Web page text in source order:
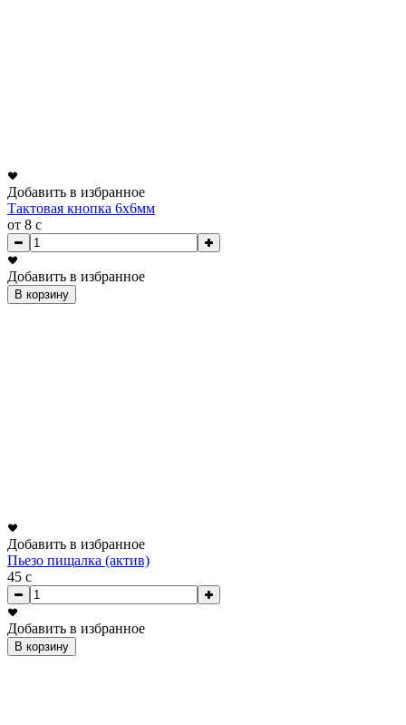
Добавить в избранное
Тактовая кнопка 6x6мм
от 8 c
Добавить в избранное
В корзину
Добавить в избранное
Пьезо пищалка (актив)
45 c
Добавить в избранное
В корзину